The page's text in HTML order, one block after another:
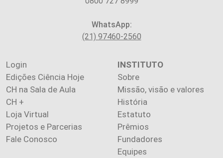
WhatsApp:
(21) 97460-2560
Login
Edições Ciência Hoje
CH na Sala de Aula
CH +
Loja Virtual
Projetos e Parcerias
Fale Conosco
INSTITUTO
Sobre
Missão, visão e valores
História
Estatuto
Prêmios
Fundadores
Equipes